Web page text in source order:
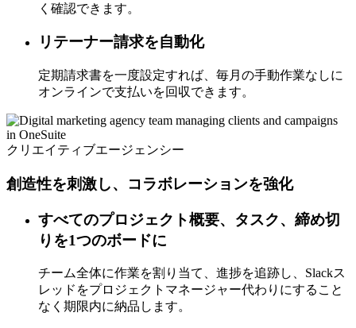
く確認できます。
リテーナー請求を自動化
定期請求書を一度設定すれば、毎月の手動作業なしに
オンラインで支払いを回収できます。
クリエイティブエージェンシー
創造性を刺激し、コラボレーションを強化
すべてのプロジェクト概要、タスク、締め切
りを1つのボードに
チーム全体に作業を割り当て、進捗を追跡し、Slackス
レッドをプロジェクトマネージャー代わりにすること
なく期限内に納品します。